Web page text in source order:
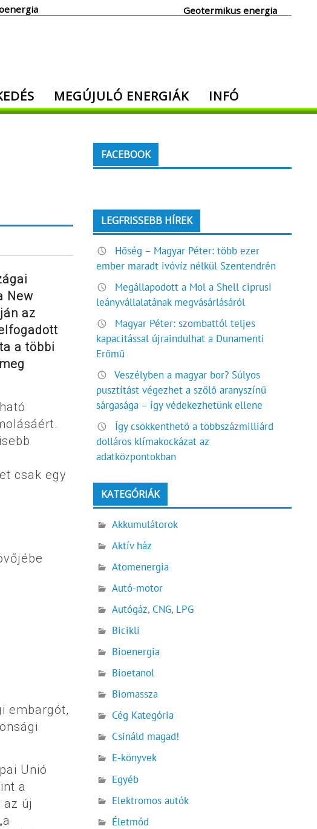
Geotermikus energia
MEGÚJULÓ ENERGIÁK INFÓ
New
az
a többi
csak egy
embargót,
Unió
a
új
FACEBOOK
LEGFRISSEBB HÍREK
Hőség – Magyar Péter: több ezer
ember maradt ivóvíz nélkül Szentendrén
Megállapodott a Mol a Shell ciprusi
leányvállalatának megvásárlásáról
Magyar Péter: szombattól teljes
kapacitással újraindulhat a Dunamenti
Erőmű
Veszélyben a magyar bor? Súlyos
pusztítást végezhet a szőlő aranyszínű
sárgasága – így védekezhetünk ellene
Így csökkenthető a többszázmilliárd
dolláros klímakockázat az
adatközpontokban
KATEGÓRIÁK
Akkumulátorok
Aktív ház
Atomenergia
Autó-motor
Autógáz, CNG, LPG
Bicikli
Bioenergia
Bioetanol
Biomassza
Cég Kategória
Csináld magad!
E-könyvek
Egyéb
Elektromos autók
Életmód